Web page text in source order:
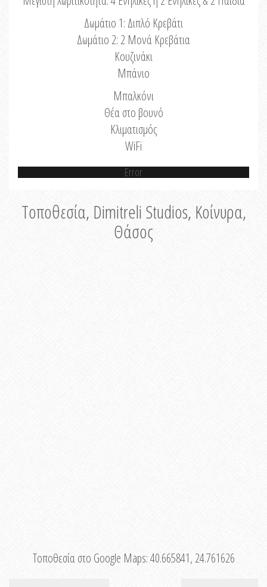
Δωμάτιο 1: Διπλό Κρεβάτι
Δωμάτιο 2: 2 Μονά Κρεβάτια
Κουζινάκι
Μπάνιο
Μπαλκόνι
Θέα στο βουνό
Κλιματισμός
WiFi
Error
Τοποθεσία, Dimitreli Studios, Κοίνυρα,
Θάσος
Τοποθεσία στο Google Maps:40.665841, 24.761626